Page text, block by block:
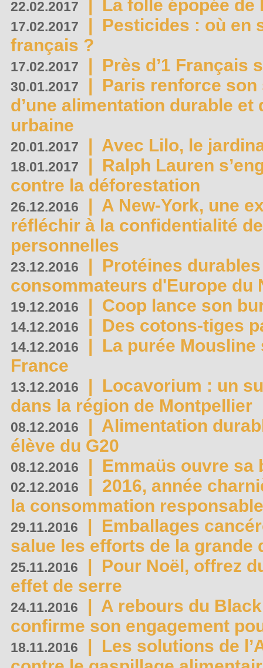
22.02.2017 | La folle épopée de
17.02.2017 | Pesticides : où en
français ?
17.02.2017 | Près d’1 Français
30.01.2017 | Paris renforce
d’une alimentation durable et
urbaine
20.01.2017 | Avec Lilo, le
18.01.2017 | Ralph Lauren
contre la déforestation
26.12.2016 | A New-York, une
réfléchir à la confidentialité
personnelles
23.12.2016 | Protéines
consommateurs d'Europe du
19.12.2016 | Coop lance son
14.12.2016 | Des cotons-tiges
14.12.2016 | La purée
France
13.12.2016 | Locavorium : un
dans la région de Montpellier
08.12.2016 | Alimentation
élève du G20
08.12.2016 | Emmaüs ouvre sa
02.12.2016 | 2016, année
la consommation
29.11.2016 | Emballages
salue les efforts de la grande
25.11.2016 | Pour Noël, offrez
effet de serre
24.11.2016 | A rebours du
confirme son engagement
18.11.2016 | Les solutions de